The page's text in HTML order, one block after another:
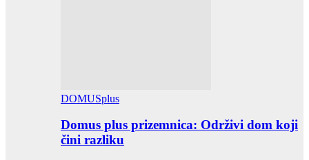
DOMUSplus
Domus plus prizemnica: Održivi dom koji
čini razliku